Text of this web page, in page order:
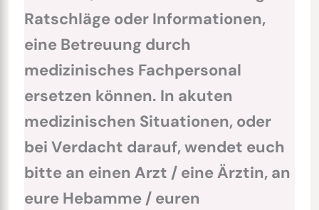
Ratschläge oder Informationen,
eine Betreuung durch
medizinisches Fachpersonal
ersetzen können. In akuten
medizinischen Situationen, oder
bei Verdacht darauf, wendet euch
bitte an einen Arzt / eine Ärztin, an
eure Hebamme / euren